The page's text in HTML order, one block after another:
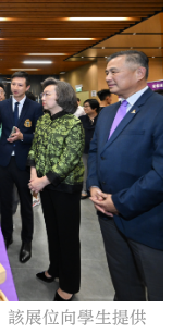
該展位向學生提供